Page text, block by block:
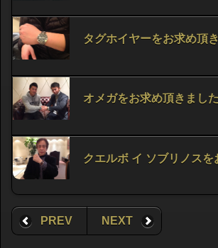
タグホイヤーをお求め頂
オメガをお求め頂きました
PREV NEXT